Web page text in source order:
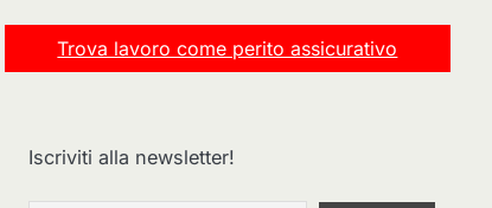
Trova lavoro come perito assicurativo
Iscriviti alla newsletter!